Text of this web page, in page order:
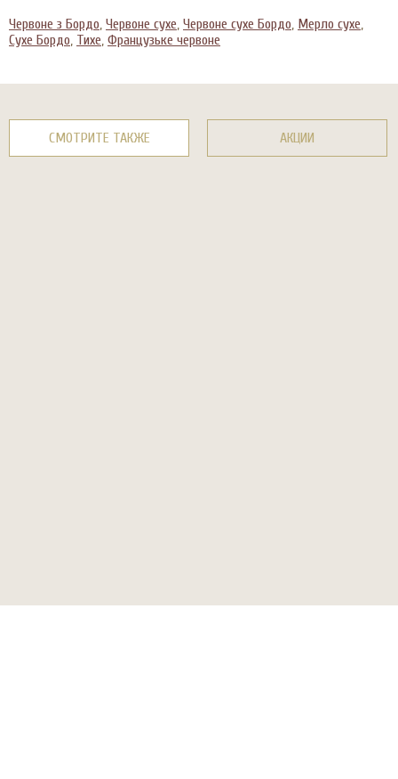
Червоне з Бордо, Червоне сухе, Червоне сухе Бордо, Мерло сухе,
Сухе Бордо, Тихе, Французьке червоне
СМОТРИТЕ ТАКЖЕ АКЦИИ